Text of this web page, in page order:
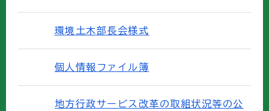
環境土木部長会様式
個人情報ファイル簿
地方行政サービス改革の取組状況等の公